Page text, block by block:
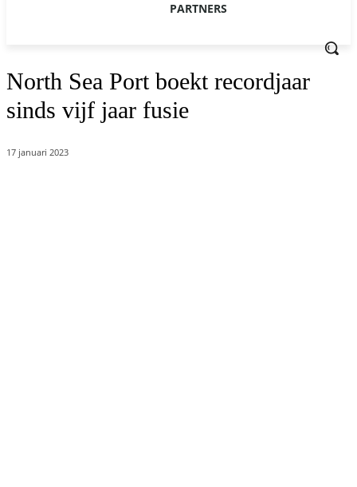
PARTNERS
North Sea Port boekt recordjaar
sinds vijf jaar fusie
17 januari 2023